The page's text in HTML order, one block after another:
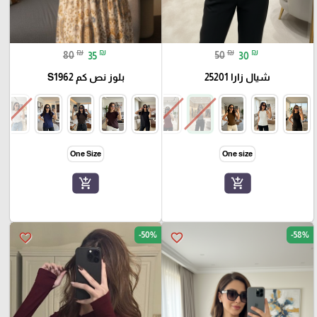
50 ₪ 30 ₪
شيال زارا 25201
One size
add_shopping_cart
80 ₪ 35 ₪
بلوز نص كم S1962
One Size
add_shopping_cart
favorite_border -58%
favorite_border -50%